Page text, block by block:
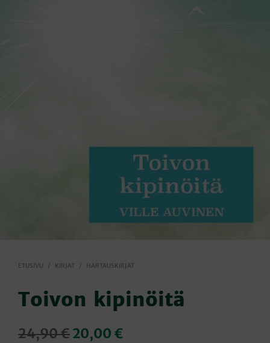
ETUSIVU / KIRJAT / HARTAUSKIRJAT
Toivon kipinöitä
24,90€Alkuperäinen
20,00 €